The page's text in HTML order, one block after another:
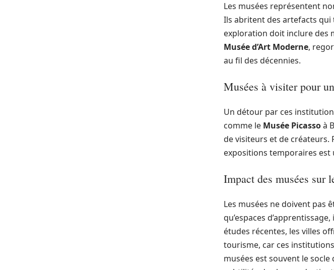
Les musées représentent
Ils abritent des artefacts qui
exploration doit inclure des
Musée d’Art Moderne,
au fil des décennies.
Musées à visiter pour
Un détour par ces
comme le Musée Picassoà
de visiteurs et de
expositions temporaires
Impact des musées sur
Les musées ne doivent pas
qu’espaces
études récentes, les villes
tourisme, car ces
musées est souvent le